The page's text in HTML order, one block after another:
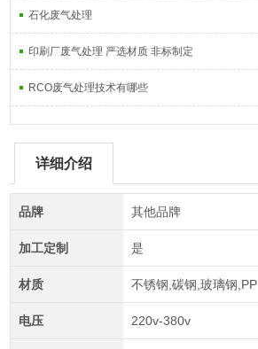
石化废气处理
印刷厂废气处理 严选材质 非标制定
RCO废气处理技术有哪些
详细介绍
品牌 其他品牌
加工定制 是
材质 不锈钢,碳钢,玻璃钢,PP
电压 220v-380v